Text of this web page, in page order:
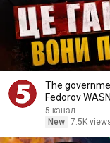
The
Fedorov
Dr...
5 канал
New 7.5K